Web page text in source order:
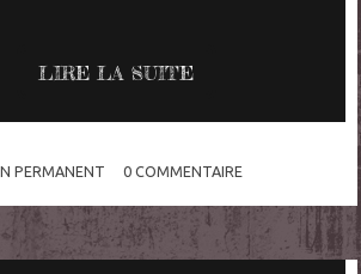
LIRE LA SUITE
PERMANENT 0 COMMENTAIRE